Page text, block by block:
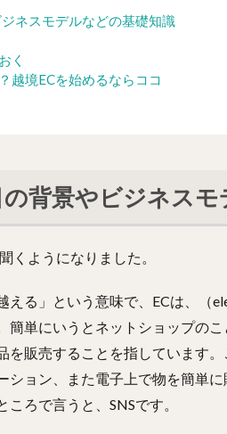
ネスモデルなどの基礎知識
く
越境ECを始めるならココ
の背景やビジネス
くようになりました。
える」という意味で、ECは、（
簡単にいうとネットショップの
を販売することを指しています
ション、また電子上で物を簡単
ろで言うと、SNSです。